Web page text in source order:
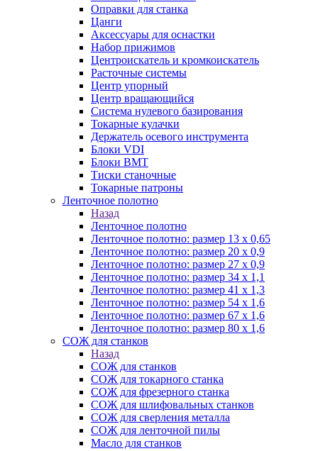
Оправки для станка
Цанги
Аксессуары для оснастки
Набор прижимов
Центроискатель и кромкоискатель
Расточные системы
Центр упорный
Центр вращающийся
Система нулевого базирования
Токарные кулачки
Держатель осевого инструмента
Блоки VDI
Блоки BMT
Тиски станочные
Токарные патроны
Ленточное полотно
Назад
Ленточное полотно
Ленточное полотно: размер 13 х 0,65
Ленточное полотно: размер 20 х 0,9
Ленточное полотно: размер 27 х 0,9
Ленточное полотно: размер 34 х 1,1
Ленточное полотно: размер 41 х 1,3
Ленточное полотно: размер 54 х 1,6
Ленточное полотно: размер 67 х 1,6
Ленточное полотно: размер 80 х 1,6
СОЖ для станков
Назад
СОЖ для станков
СОЖ для токарного станка
СОЖ для фрезерного станка
СОЖ для шлифовальных станков
СОЖ для сверления металла
СОЖ для ленточной пилы
Масло для станков